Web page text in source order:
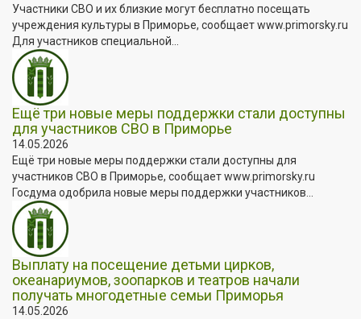
Участники СВО и их близкие могут бесплатно посещать
учреждения культуры в Приморье, сообщает www.primorsky.ru
Для участников специальной...
Ещё три новые меры поддержки стали доступны
для участников СВО в Приморье
14.05.2026
Ещё три новые меры поддержки стали доступны для
участников СВО в Приморье, сообщает www.primorsky.ru
Госдума одобрила новые меры поддержки участников...
Выплату на посещение детьми цирков,
океанариумов, зоопарков и театров начали
получать многодетные семьи Приморья
14.05.2026